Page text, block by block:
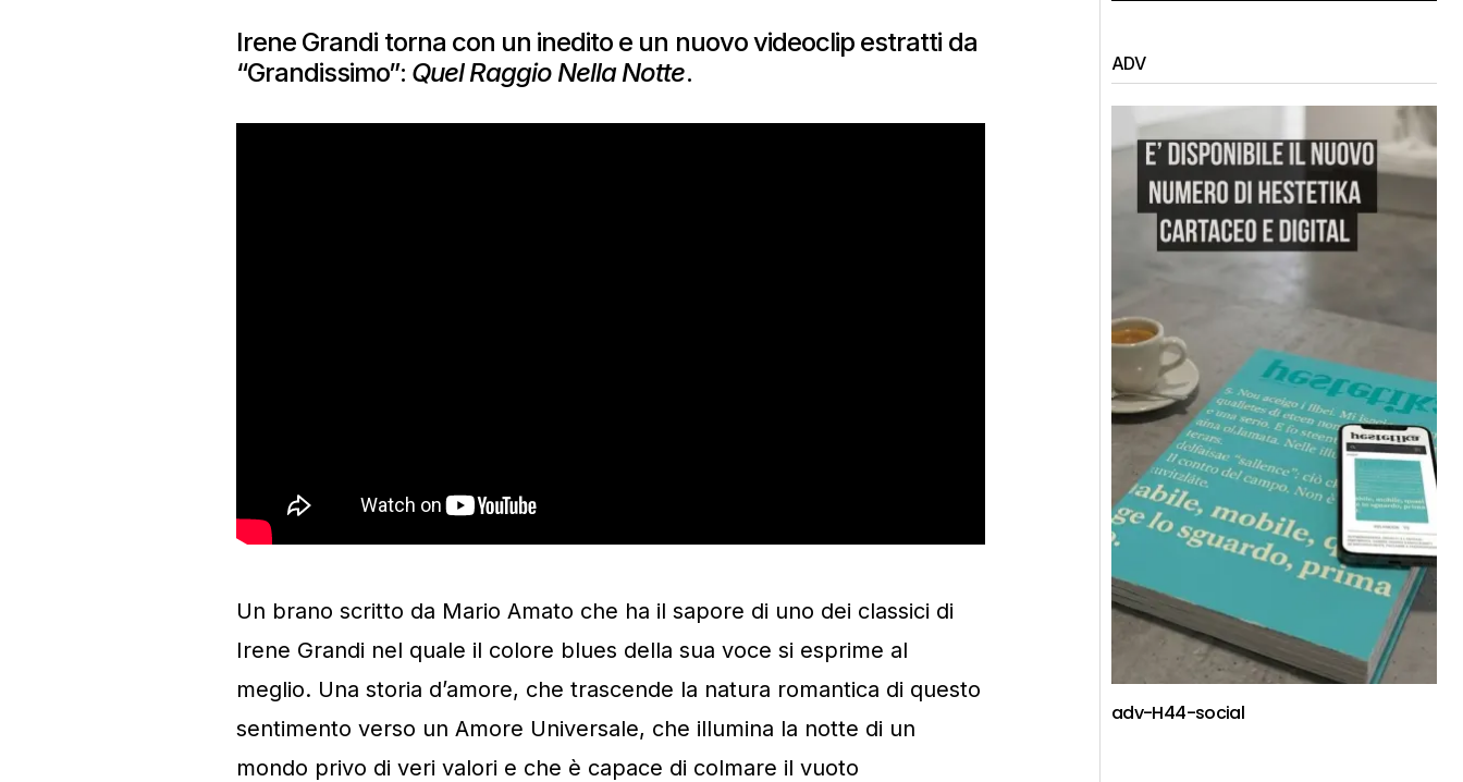
Irene Grandi torna con un inedito e un nuovo videoclip estratti da
“Grandissimo”: Quel Raggio Nella Notte.
Un brano scritto da Mario Amato che ha il sapore di uno dei classici di
Irene Grandi nel quale il colore blues della sua voce si esprime al
meglio. Una storia d’amore, che trascende la natura romantica di questo
sentimento verso un Amore Universale, che illumina la notte di un
mondo privo di veri valori e che è capace di colmare il vuoto
ADV
adv-H44-social